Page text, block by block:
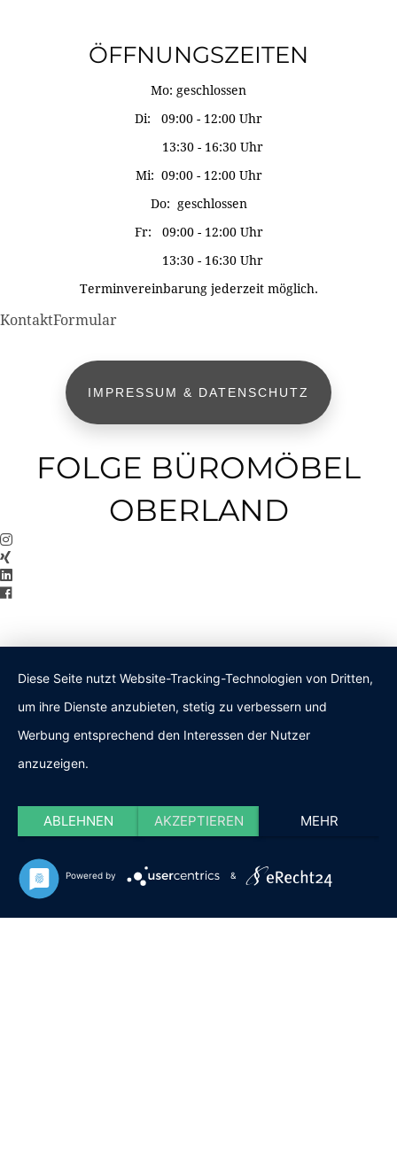
ÖFFNUNGSZEITEN
Mo: geschlossen
Di: 09:00 - 12:00 Uhr
13:30 - 16:30 Uhr
Mi: 09:00 - 12:00 Uhr
Do: geschlossen
Fr: 09:00 - 12:00 Uhr
13:30 - 16:30 Uhr
Terminvereinbarung jederzeit möglich.
KontaktFormular
IMPRESSUM & DATENSCHUTZ
FOLGE BÜROMÖBEL
OBERLAND
Diese Seite nutzt Website-Tracking-Technologien von Dritten,
um ihre Dienste anzubieten, stetig zu verbessern und
Werbung entsprechend den Interessen der Nutzer
anzuzeigen.
ABLEHNEN AKZEPTIEREN MEHR
Powered by &